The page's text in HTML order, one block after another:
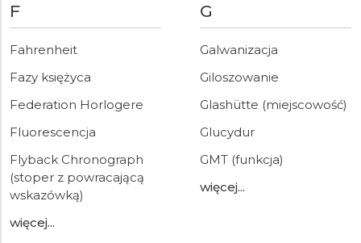
F
Fahrenheit
Fazy księżyca
Federation Horlogere
Fluorescencja
Flyback Chronograph
(stoper z powracającą
wskazówką)
więcej...
G
Galwanizacja
Giloszowanie
Glashütte (miejscowość)
Glucydur
GMT (funkcja)
więcej...